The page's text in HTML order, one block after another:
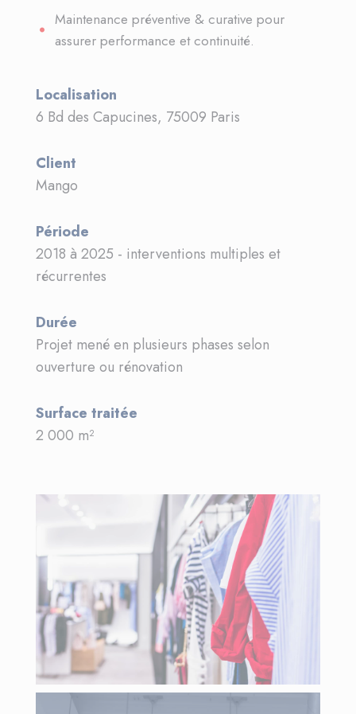
Maintenance préventive & curative pour
assurer performance et continuité.
Localisation
6 Bd des Capucines, 75009 Paris
Client
Mango
Période
2018 à 2025 - interventions multiples et
récurrentes
Durée
Projet mené en plusieurs phases selon
ouverture ou rénovation
Surface traitée
2 000 m²